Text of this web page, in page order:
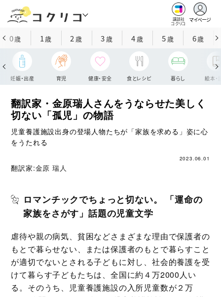
講談社
コクリコ
マイページ
0歳 1歳 2 歳 3歳 4歳 5歳 6歳
妊娠・出産 育児 健康・安全 食とレシピ 暮らし 絵本・
翻訳家・金原瑞人さんをうならせた美しく
切ない「孤児」の物語
児童養護施設出身の登場人物たちが「家族を求める」姿に心
をうたれる
2023.06.01
翻訳家:金原 瑞人
ロマンチックでちょっと切ない。 「運命の
家族をさがす」話題の児童文学
虐待や親の病気、貧困などさまざまな理由で保護者の
もとで暮らせない、または保護者のもとで暮らすこと
が適切でないとされる子どもに対し、社会的養護を受
けて暮らす子どもたちは、全国に約４万2000人い
る。そのうち、児童養護施設の入所児童数が２万